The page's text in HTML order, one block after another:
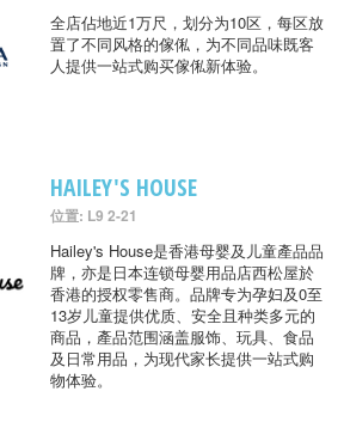
全店佔地近1万尺，划分为10区，每区放
置了不同风格的傢俬，为不同品味既客
人提供一站式购买傢俬新体验。
HAILEY'S HOUSE
位置: L9 2-21
Hailey's House是香港母婴及儿童產品品
牌，亦是日本连锁母婴用品店西松屋於
香港的授权零售商。品牌专为孕妇及0至
13岁儿童提供优质、安全且种类多元的
商品，產品范围涵盖服饰、玩具、食品
及日常用品，为现代家长提供一站式购
物体验。